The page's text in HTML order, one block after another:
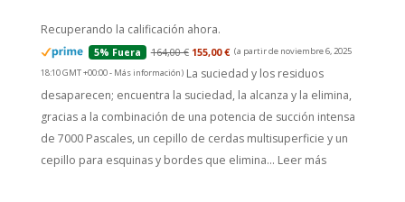
Recuperando la calificación ahora.
5% Fuera 164,00 € 155,00 € (a partir de noviembre 6, 2025
18:10 GMT +00:00 - Más información) La suciedad y los residuos
desaparecen; encuentra la suciedad, la alcanza y la elimina,
gracias a la combinación de una potencia de succión intensa
de 7000 Pascales, un cepillo de cerdas multisuperficie y un
cepillo para esquinas y bordes que elimina... Leer más